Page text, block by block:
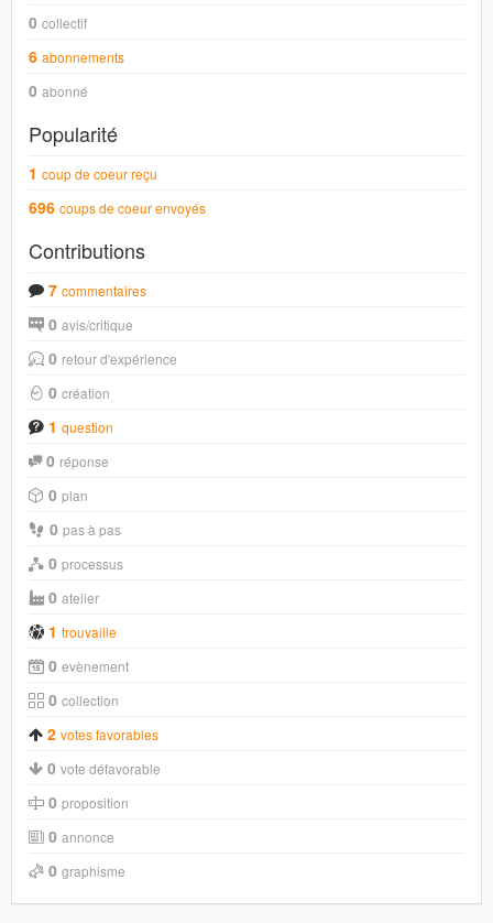
0 collectif
6 abonnements
0 abonné
Popularité
1 coup de coeur reçu
696 coups de coeur envoyés
Contributions
7 commentaires
0 avis/critique
0 retour d'expérience
0 création
1 question
0 réponse
0 plan
0 pas à pas
0 processus
0 atelier
1 trouvaille
0 evènement
0 collection
2 votes favorables
0 vote défavorable
0 proposition
0 annonce
0 graphisme